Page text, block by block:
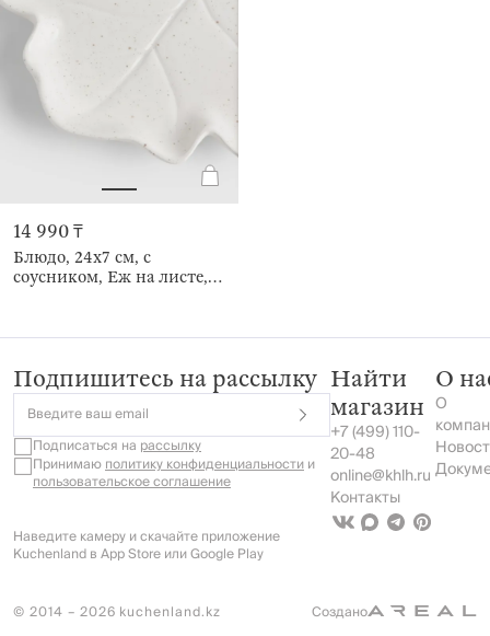
14 990 ₸
Блюдо, 24х7 см, с
соусником, Еж на листе,
Подпишитесь на рассылку
Введите ваш email
Подписаться на рассылку
Принимаюполитику конфиденциальностии
пользовательское соглашение
Наведите камеру и скачайте приложение
Kuchenland в App Store или Google Play
Найти
магазин
+7 (499) 110-
20-48
online@khlh.ru
Контакты
О
О
© 2014 – 2026 kuchenland.kz Создано